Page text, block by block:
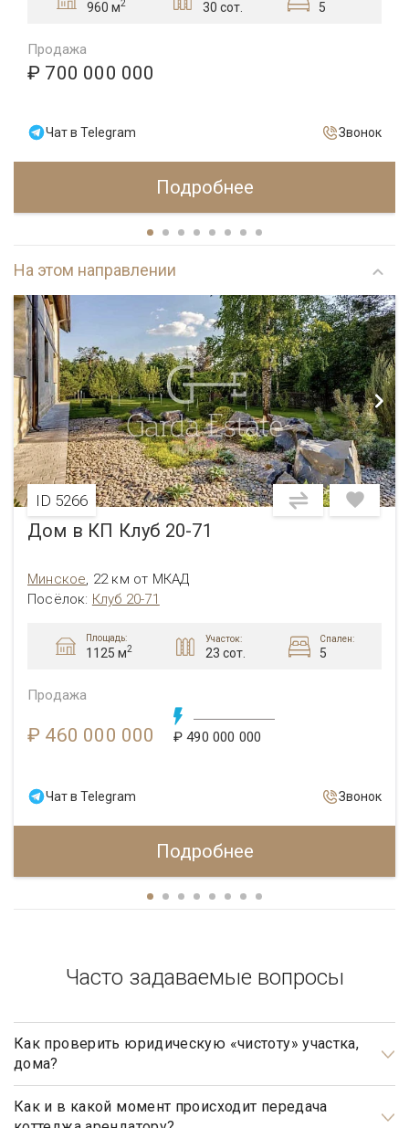
960 м2 30 сот. 5
Продажа
₽ 700 000 000
Чат в Telegram Звонок
Подробнее
На этом направлении
ID 5266
Дом в КП Клуб 20-71
Минское, 22 км от МКАД
Посёлок: Клуб 20-71
Площадь:
1125 м2
Участок:
23 сот.
Спален:
5
Продажа
₽ 460 000 000 ₽ 490 000 000
Чат в Telegram Звонок
Подробнее
Часто задаваемые вопросы
Как проверить юридическую «чистоту» участка,
дома?
Проверка юридической «чистоты» важнейшая задача при
подготовке к сделке.
Как и в какой момент происходит передача